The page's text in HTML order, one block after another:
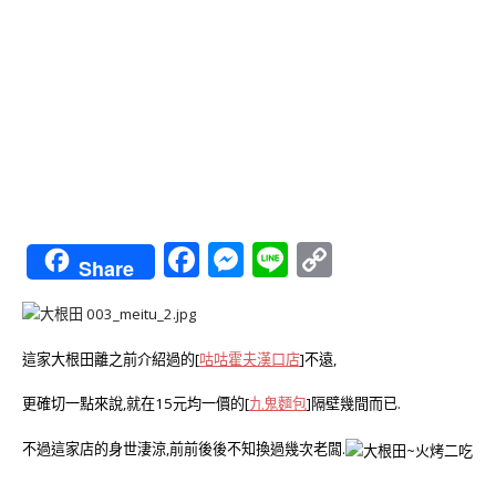
Share Facebook
Messenger
Line
這家大根田離之前介紹過的[咕咕霍夫漢口店]不遠,
更確切一點來說,就在15元均一價的[九鬼麵包]隔壁幾間而已.
不過這家店的身世淒涼,前前後後不知換過幾次老闆.